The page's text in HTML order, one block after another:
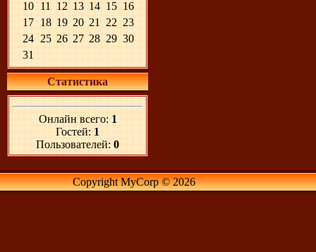
10 11 12 13 14 15 16
17 18 19 20 21 22 23
24 25 26 27 28 29 30
31
Статистика
Онлайн всего: 1
Гостей: 1
Пользователей: 0
Copyright MyCorp © 2026